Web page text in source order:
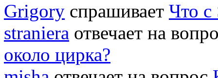
Grigory спрашивает Что с
straniera отвечает на
около цирка?